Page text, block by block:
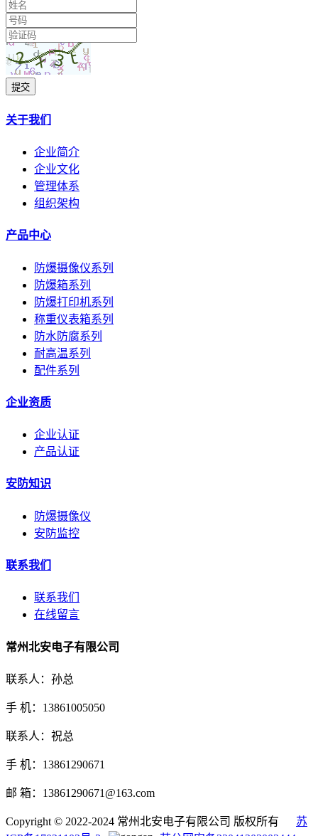
提交
关于我们
企业简介
企业文化
管理体系
组织架构
产品中心
防爆摄像仪系列
防爆箱系列
防爆打印机系列
称重仪表箱系列
防水防腐系列
耐高温系列
配件系列
企业资质
企业认证
产品认证
安防知识
防爆摄像仪
安防监控
联系我们
联系我们
在线留言
常州北安电子有限公司
联系人：孙总
手 机：13861005050
联系人：祝总
手 机：13861290671
邮 箱：13861290671@163.com
Copyright © 2022-2024 常州北安电子有限公司 版权所有 苏